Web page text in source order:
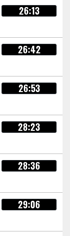
26:13
26:42
26:53
28:23
28:36
29:06